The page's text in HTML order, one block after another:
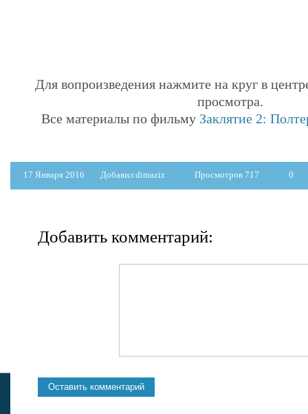
Для вопроизведения нажмите на круг в
просмотра.
Все материалы по фильму Заклятие 2:
17 Января 2016 Добавил dimaziz Просмотров 717 0
Добавить комментарий: